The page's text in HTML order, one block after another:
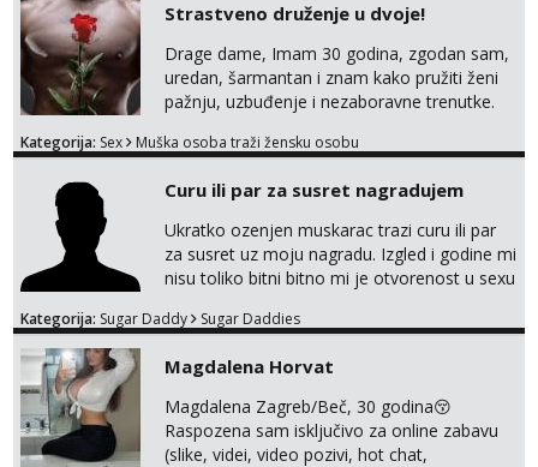
Strastveno druženje u dvoje!
Drage dame, Imam 30 godina, zgodan sam,
uredan, šarmantan i znam kako pružiti ženi
pažnju, uzbuđenje i nezaboravne trenutke.
snažnoj privlačnosti, strasti i noći ispunjenoj
Ako ti nedostaje dodir, poljupci, kemija i
muškarac koji će se potpuno posvetiti tvom
zadovoljstvu, možda smo upravo ono što
oboje t...
Kategorija: Sex Muška osoba traži žensku osobu
Curu ili par za susret nagradujem
Ukratko ozenjen muskarac trazi curu ili par
za susret uz moju nagradu. Izgled i godine mi
nisu toliko bitni bitno mi je otvorenost u sexu
jave na mail . Molim ako je moguce prvi mail
necete pozalit
Kategorija: Sugar Daddy Sugar Daddies
Magdalena Horvat
Magdalena Zagreb/Beč, 30 godina😚
Raspozena sam isključivo za online zabavu
(slike, videi, video pozivi, hot chat,